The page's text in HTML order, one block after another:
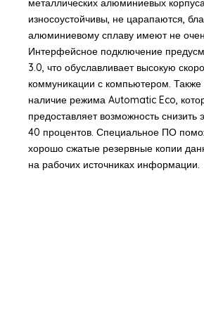
металлических алюминиевых
износоустойчивы, не царапаются,
алюминиевому сплаву имеют не
Интерфейсное подключение
3.0, что обуславливает высокую
коммуникации с компьютером. Также
наличие режима Automatic Eco,
предоставляет возможность снизить
40 процентов. Специальное ПО
хорошо сжатые резервные копии
на рабочих источниках информации.